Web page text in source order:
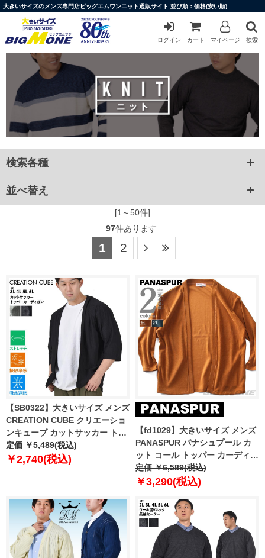
大きいサイズのメンズ専門店ビッグエムワンニット通販サイト 並び順：価格(安い順)
ログイン カート マイページ 検索
検索各種
並べ替え
[1～50件]
97件あります
1 2
【SB0322】大きいサイズ メンズ
CREATION CUBE クリエーショ
ンキューブ カットサッカー トッ
パー カーディガン 軽量 ストレッ
チ 吸水速乾 接触冷感 3402-713z
定価 ￥5,489(税込)
￥2,740(税込)
【fd1029】大きいサイズ メンズ
PANASPUR パナシュプール カ
ット コール トッパー カーディガ
ン 3401-613z
定価 ￥6,589(税込)
￥3,290(税込)